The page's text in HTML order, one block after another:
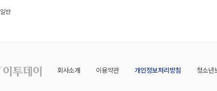
일반
회사소개 이용약관 개인정보처리방침 청소년